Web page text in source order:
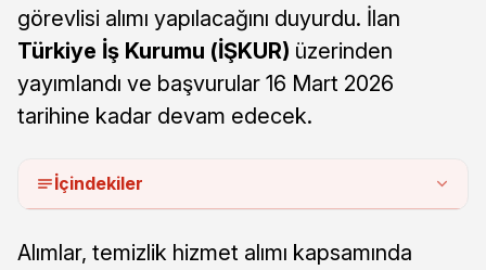
görevlisi alımı yapılacağını duyurdu. İlan
Türkiye İş Kurumu (İŞKUR) üzerinden
yayımlandı ve başvurular 16 Mart 2026
tarihine kadar devam edecek.
İçindekiler
Alımlar, temizlik hizmet alımı kapsamında